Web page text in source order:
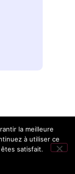
la meilleure
à utiliser ce
satisfait.